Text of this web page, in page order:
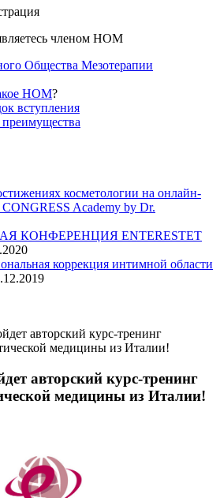
членом НОМ
Общества Мезотерапии
НОМ?
вступления
косметологии на онлайн-
Academy by Dr.
КОНФЕРЕНЦИЯ ENTERESTET
коррекция интимной области
авторский курс-тренинг
медицины из Италии!
авторский курс-тренинг
медицины из Италии!